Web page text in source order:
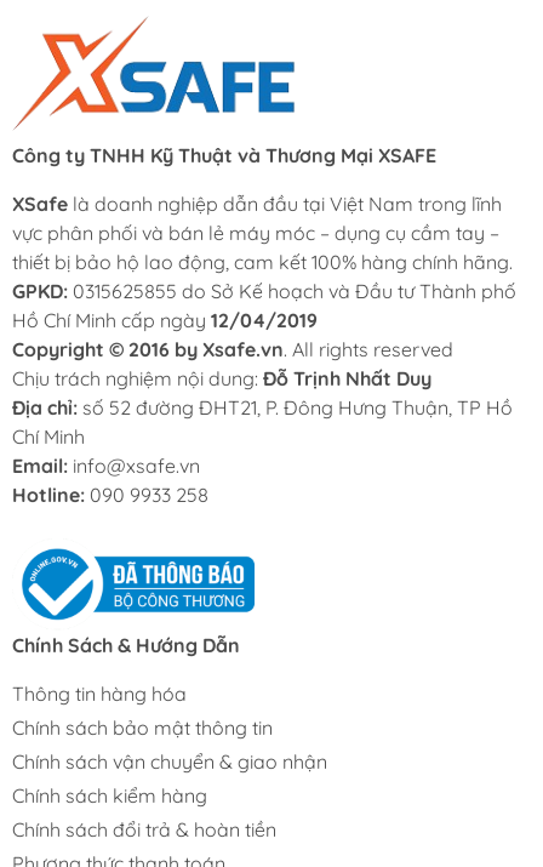
ưu đãi định kỳ.
- Đổi trả miễn phí trong 15 ngày:
trả miễn phí trong vòng 15 ngày nếu sản phẩm phát
sinh lỗi từ nhà sản xuất.
- Xuất hóa đơn VAT đầy đủ:
Xsafe hỗ trợ xuất hóa đơn
VAT đầy đủ cho doanh nghiệp, công ty và khách hàng
cần chứng từ.
- Hỗ trợ trả góp 0% – duyệt nhanh chỉ 15 phút: Khách
hàng có thể mua trả góp 0% lãi suất qua Fundiin với thủ
tục đơn giản, thời gian xét duyệt nhanh.
- Giao hàng nhanh – chỉ 2 giờ tại TP.HCM: Xsafe hỗ trợ
giao hàng nhanh trong 2 giờ tại TP.HCM và giao hàng
toàn quốc thông qua các đơn vị vận chuyển uy tín.
Trước khi mua hàng quý khách liên hệ đến hotline
Xem thêm:
Mũi Vít/ Đầu Vít
Đầu Bắt Vít Tôn
Máy Vặn Vít Pin
Công ty TNHH Kỹ Thuật và Thương Mại XSAFE
XSafe là doanh nghiệp dẫn đầu tại Việt Nam trong lĩnh
vực phân phối và bán lẻ máy móc – dụng cụ cầm tay –
thiết bị bảo hộ lao động, cam kết 100% hàng chính hãng.
GPKD: 0315625855 do Sở Kế hoạch và Đầu tư Thành phố
Hồ Chí Minh cấp ngày 12/04/2019
Copyright © 2016 by Xsafe.vn. All rights reserved
Chịu trách nghiệm nội dung: Đỗ Trịnh Nhất Duy
Địa chỉ: số 52 đường ĐHT21, P. Đông Hưng Thuận, TP Hồ
Chí Minh
Email: info@xsafe.vn
Hotline: 090 9933 258
Chính Sách & Hướng Dẫn
Thông tin hàng hóa
Chính sách bảo mật thông tin
Chính sách vận chuyển & giao nhận
Chính sách kiểm hàng
Chính sách đổi trả & hoàn tiền